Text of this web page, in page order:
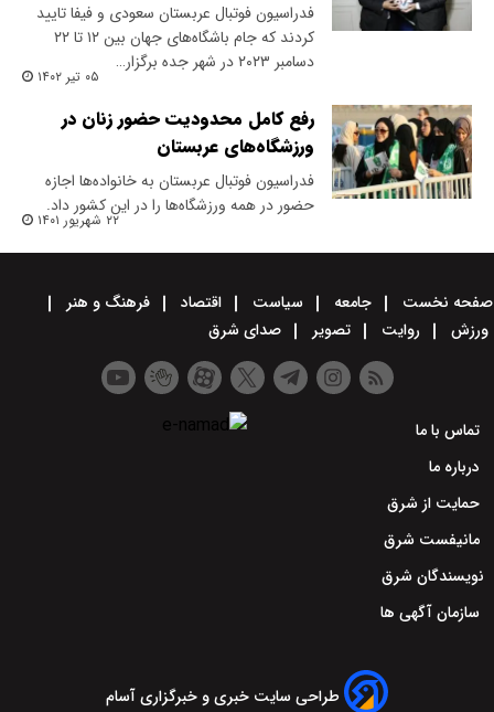
فدراسیون فوتبال عربستان سعودی و فیفا تایید
کردند که جام باشگاه‌های جهان بین ۱۲ تا ۲۲
دسامبر ۲۰۲۳ در شهر جده برگزار…
۰۵ تیر ۱۴۰۲
رفع کامل محدودیت حضور زنان در
ورزشگاه‌های عربستان
فدراسیون فوتبال عربستان به خانواده‌ها اجازه
حضور در همه ورزشگاه‌ها را در این کشور داد.
۲۲ شهریور ۱۴۰۱
صفحه نخست جامعه سیاست اقتصاد
فرهنگ و هنر
ورزش
روایت تصویر صدای شرق
تماس با ما
درباره ما
حمایت از شرق
مانیفست شرق
نویسندگان شرق
سازمان آگهی ها
طراحی سایت خبری و خبرگزاری آسام